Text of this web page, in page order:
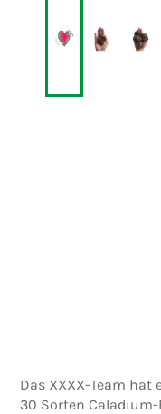
Das XXXX-Team
30 Sorten